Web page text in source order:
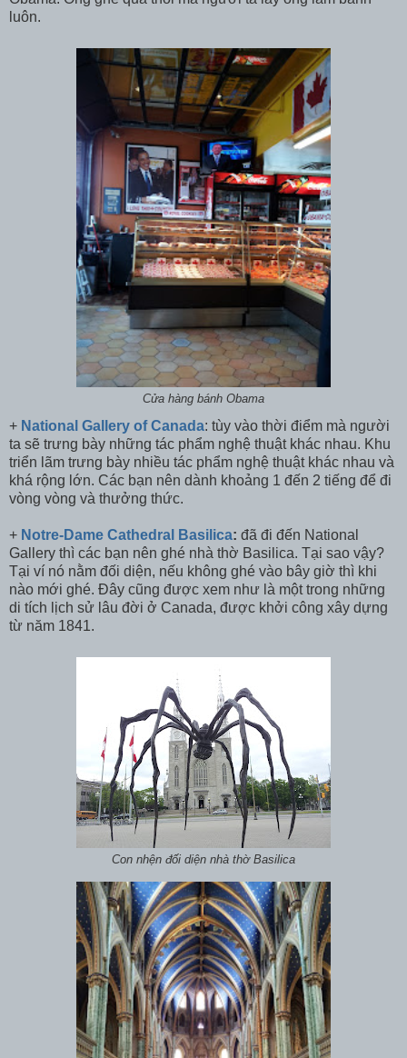
luôn.
Cửa hàng bánh Obama
+ National Gallery of Canada: tùy vào thời điểm mà người
ta sẽ trưng bày những tác phẩm nghệ thuật khác nhau. Khu
triển lãm trưng bày nhiều tác phẩm nghệ thuật khác nhau và
khá rộng lớn. Các bạn nên dành khoảng 1 đến 2 tiếng để đi
vòng vòng và thưởng thức.
+ Notre-Dame Cathedral Basilica: đã đi đến National
Gallery thì các bạn nên ghé nhà thờ Basilica. Tại sao vậy?
Tại ví nó nằm đối diện, nếu không ghé vào bây giờ thì khi
nào mới ghé. Đây cũng được xem như là một trong những
di tích lịch sử lâu đời ở Canada, được khởi công xây dựng
từ năm 1841.
Con nhện đối diện nhà thờ Basilica